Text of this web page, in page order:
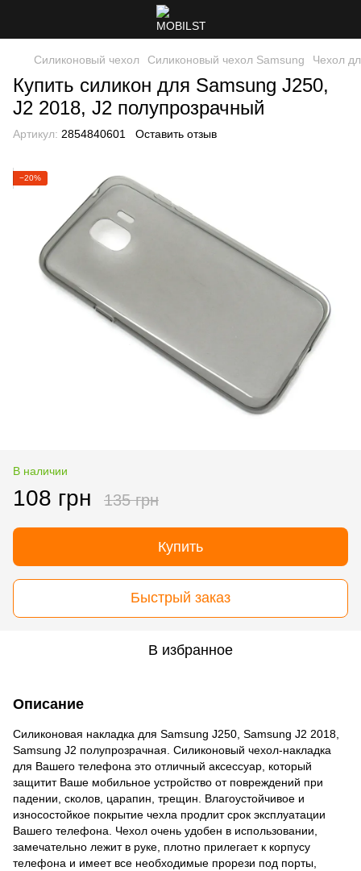
Силиконовый чехол Силиконовый чехол Samsung Чехол
Купить силикон для Samsung J250,
J2 2018, J2 полупрозрачный
Артикул: 2854840601 Оставить отзыв
−20%
В наличии
108 грн 135 грн
Купить
Быстрый заказ
В избранное
Описание
Силиконовая накладка для Samsung J250, Samsung J2 2018,
Samsung J2 полупрозрачная. Силиконовый чехол-накладка
для Вашего телефона это отличный аксессуар, который
защитит Ваше мобильное устройство от повреждений при
падении, сколов, царапин, трещин. Влагоустойчивое и
износостойкое покрытие чехла продлит срок эксплуатации
Вашего телефона. Чехол очень удобен в использовании,
замечательно лежит в руке, плотно прилегает к корпусу
телефона и имеет все необходимые прорези под порты,